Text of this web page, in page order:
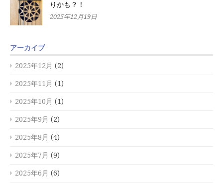
りかも？！
2025年12月19日
アーカイブ
2025年12月 (2)
2025年11月 (1)
2025年10月 (1)
2025年9月 (2)
2025年8月 (4)
2025年7月 (9)
2025年6月 (6)